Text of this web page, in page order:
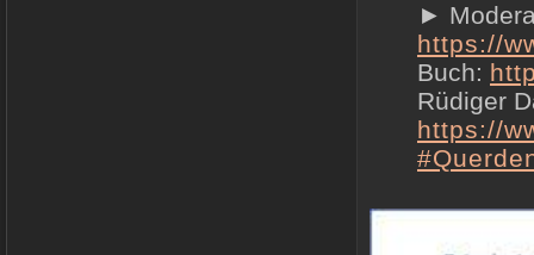
►
https://
Buch:
Rüdiger
https://